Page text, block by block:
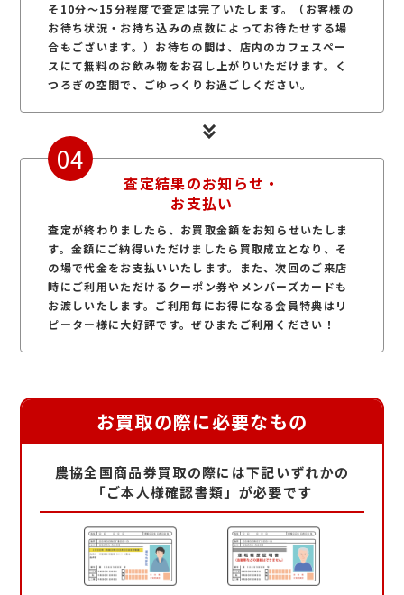
そ10分～15分程度で査定は完了いたします。（お客様の
お待ち状況・お持ち込みの点数によってお待たせする場
合もございます。）お待ちの間は、店内のカフェスペー
スにて無料のお飲み物をお召し上がりいただけます。く
つろぎの空間で、ごゆっくりお過ごしください。
査定結果のお知らせ・
お支払い
査定が終わりましたら、お買取金額をお知らせいたしま
す。金額にご納得いただけましたら買取成立となり、そ
の場で代金をお支払いいたします。また、次回のご来店
時にご利用いただけるクーポン券やメンバーズカードも
お渡しいたします。ご利用毎にお得になる会員特典はリ
ピーター様に大好評です。ぜひまたご利用ください！
04
お買取の際に必要なもの
農協全国商品券買取の際には下記いずれかの
「ご本人様確認書類」が必要です